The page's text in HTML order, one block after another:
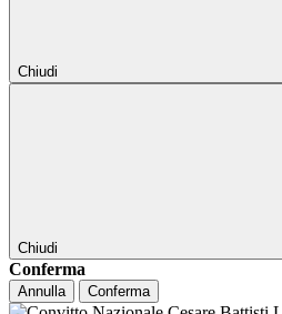
Chiudi
Chiudi
Conferma
Annulla Conferma